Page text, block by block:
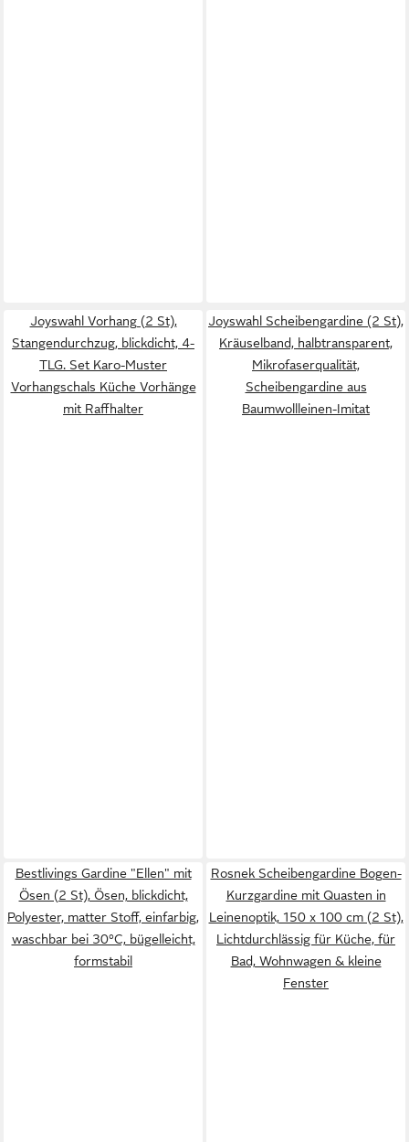
Joyswahl Vorhang (2 St),
Stangendurchzug, blickdicht, 4-
TLG. Set Karo-Muster
Vorhangschals Küche Vorhänge
mit Raffhalter
Joyswahl Scheibengardine (2 St),
Kräuselband, halbtransparent,
Mikrofaserqualität,
Scheibengardine aus
Baumwollleinen-Imitat
Bestlivings Gardine "Ellen" mit
Ösen (2 St), Ösen, blickdicht,
Polyester, matter Stoff, einfarbig,
waschbar bei 30°C, bügelleicht,
formstabil
Rosnek Scheibengardine Bogen-
Kurzgardine mit Quasten in
Leinenoptik, 150 x 100 cm (2 St),
Lichtdurchlässig für Küche, für
Bad, Wohnwagen & kleine
Fenster